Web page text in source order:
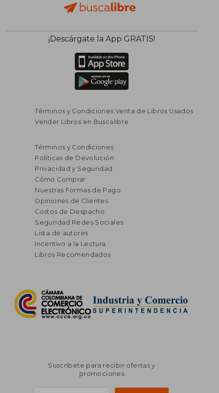
¡Descárgate la App GRATIS!
Términos y Condiciones Venta de Libros Usados
Vender Libros en Buscalibre
Términos y Condiciones
Políticas de Devolución
Privacidad y Seguridad
Cómo Comprar
Nuestras Formas de Pago
Opiniones de Clientes
Costos de Despacho
Seguridad Redes Sociales
Lista de autores
Incentivo a la Lectura
Libros Recomendados
Suscríbete para recibir ofertas y
promociones